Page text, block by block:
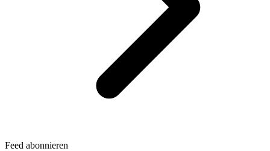
Feed abonnieren